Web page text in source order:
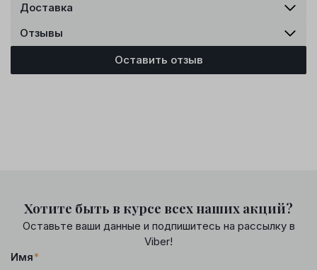
Доставка
Отзывы
Оставить отзыв
Хотите быть в курсе всех наших акций?
Оставьте ваши данные и подпишитесь на рассылку в
Viber!
Имя*